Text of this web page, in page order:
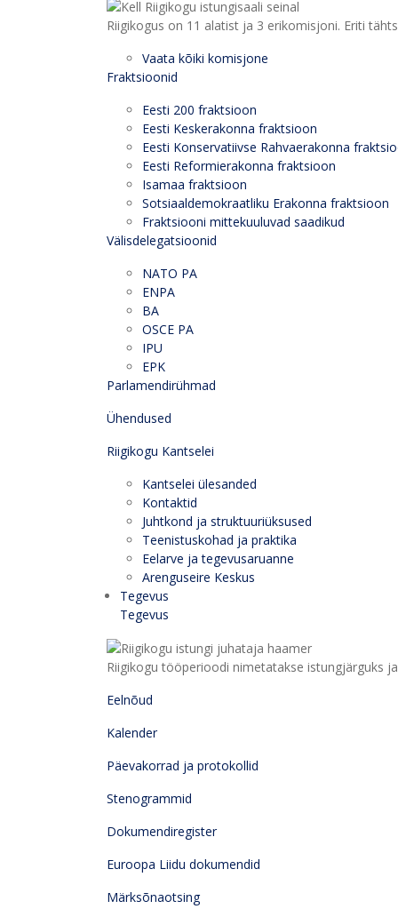
Riigikogus on 11 alatist ja 3 erikomisjoni. Eriti
Vaata kõiki komisjone
Fraktsioonid
Eesti 200 fraktsioon
Eesti Keskerakonna fraktsioon
Eesti Konservatiivse Rahvaerakonna
Eesti Reformierakonna fraktsioon
Isamaa fraktsioon
Sotsiaaldemokraatliku Erakonna fraktsioon
Fraktsiooni mittekuuluvad saadikud
Välisdelegatsioonid
NATO PA
ENPA
BA
OSCE PA
IPU
EPK
Parlamendirühmad
Ühendused
Riigikogu Kantselei
Kantselei ülesanded
Kontaktid
Juhtkond ja struktuuriüksused
Teenistuskohad ja praktika
Eelarve ja tegevusaruanne
Arenguseire Keskus
Tegevus
Tegevus
Riigikogu tööperioodi nimetatakse istungjärguks
Eelnõud
Kalender
Päevakorrad ja protokollid
Stenogrammid
Dokumendiregister
Euroopa Liidu dokumendid
Märksõnaotsing